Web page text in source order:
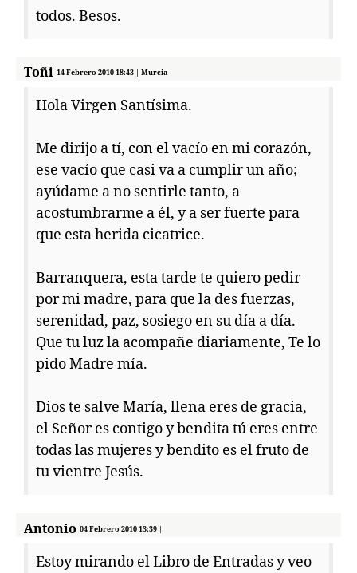
todos. Besos.
Toñi 14 Febrero 2010 18:43 | Murcia
Hola Virgen Santísima.
Me dirijo a tí, con el vacío en mi corazón,
ese vacío que casi va a cumplir un año;
ayúdame a no sentirle tanto, a
acostumbrarme a él, y a ser fuerte para
que esta herida cicatrice.
Barranquera, esta tarde te quiero pedir
por mi madre, para que la des fuerzas,
serenidad, paz, sosiego en su día a día.
Que tu luz la acompañe diariamente, Te lo
pido Madre mía.
Dios te salve María, llena eres de gracia,
el Señor es contigo y bendita tú eres entre
todas las mujeres y bendito es el fruto de
tu vientre Jesús.
Antonio 04 Febrero 2010 13:39 |
Estoy mirando el Libro de Entradas y veo